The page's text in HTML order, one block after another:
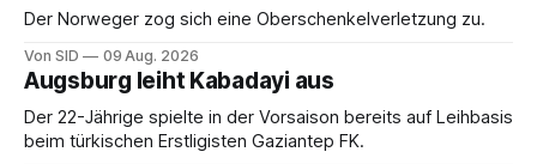
Der Norweger zog sich eine Oberschenkelverletzung zu.
Von SID 09 Aug. 2026
Augsburg leiht Kabadayi aus
Der 22-Jährige spielte in der Vorsaison bereits auf Leihbasis
beim türkischen Erstligisten Gaziantep FK.